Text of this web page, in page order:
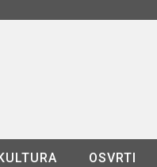
OSVRTI